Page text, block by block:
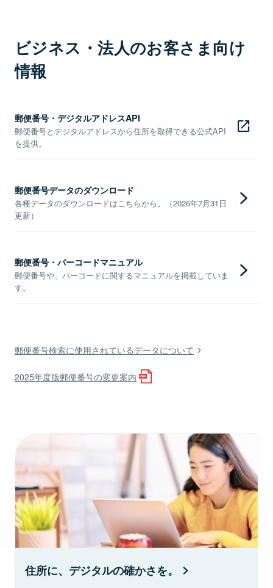
ビジネス・法人のお客さま向け
情報
郵便番号・デジタルアドレスAPI
郵便番号とデジタルアドレスから住所を取得できる公式API
を提供。
郵便番号データのダウンロード
各種データのダウンロードはこちらから。（2026年7月31日
更新）
郵便番号・バーコードマニュアル
郵便番号や、バーコードに関するマニュアルを掲載していま
す。
郵便番号検索に使用されているデータについて
2025年度版郵便番号の変更案内
住所に、デジタルの確かさを。